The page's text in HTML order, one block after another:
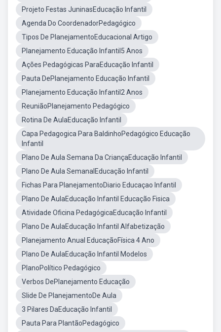
Projeto Festas JuninasEducação Infantil
Agenda Do CoordenadorPedagógico
Tipos De PlanejamentoEducacional Artigo
Planejamento Educação Infantil5 Anos
Ações Pedagógicas ParaEducação Infantil
Pauta DePlanejamento Educação Infantil
Planejamento Educação Infantil2 Anos
ReuniãoPlanejamento Pedagógico
Rotina De AulaEducação Infantil
Capa Pedagogica Para BaldinhoPedagógico Educação
Infantil
Plano De Aula Semana Da CriançaEducação Infantil
Plano De Aula SemanalEducação Infantil
Fichas Para PlanejamentoDiario Educaçao Infantil
Plano De AulaEducação Infantil Educação Fisica
Atividade Oficina PedagógicaEducação Infantil
Plano De AulaEducação Infantil Alfabetização
Planejamento Anual EducaçãoFísica 4 Ano
Plano De AulaEducação Infantil Modelos
PlanoPolítico Pedagógico
Verbos DePlanejamento Educação
Slide De PlanejamentoDe Aula
3 Pilares DaEducação Infantil
Pauta Para PlantãoPedagógico